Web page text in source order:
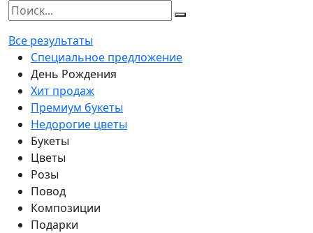
Все результаты
Специальное предложение
День Рождения
Хит продаж
Премиум букеты
Недорогие цветы
Букеты
Цветы
Розы
Повод
Композиции
Подарки